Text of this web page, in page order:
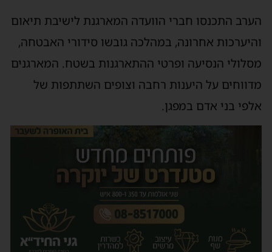
הערב התכנסו חברי הוועדה המארגנת לישיבת תיאום
והיערכות אחרונה, במהלכה גובשו סידורי האבטחה,
מסלולי הנסיעה ופרטי ההתארגנות בשטח. המארגנים
מדווחים על היענות רחבה וצופים השתתפות של
אלפי בני אדם במפגן.